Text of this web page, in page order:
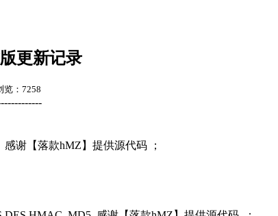
更新记录
：7258
谢【落款hMZ】提供源代码 ；